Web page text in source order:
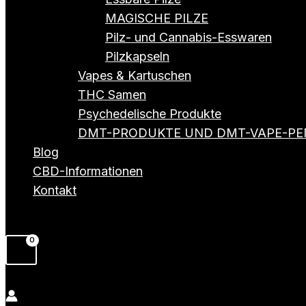
MAGISCHE PILZE
Pilz- und Cannabis-Esswaren
Pilzkapseln
Vapes & Kartuschen
THC Samen
Psychedelische Produkte
DMT-PRODUKTE UND DMT-VAPE-
Blog
CBD-Informationen
Kontakt